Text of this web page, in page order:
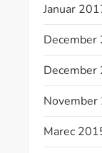
Januar
December
December
November
Marec